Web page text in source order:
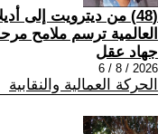
(48) من ديترويت إلى
العالمية ترسم ملامح
جهاد عقل
2026 / 8 / 6
الحركة العمالية والنقابية